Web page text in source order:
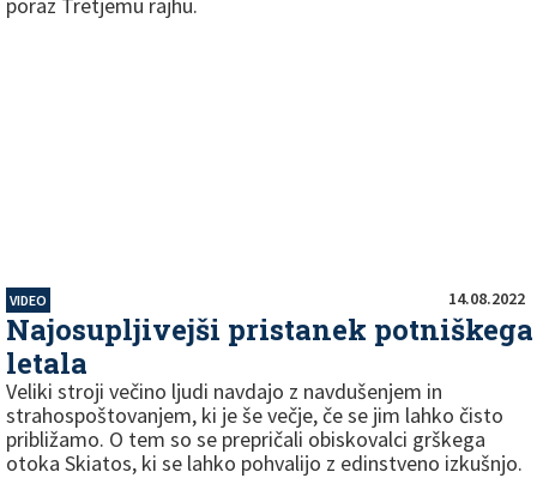
VIDEO 14.08.2022
Najosupljivejši pristanek potniškega
letala
Veliki stroji večino ljudi navdajo z navdušenjem in
strahospoštovanjem, ki je še večje, če se jim lahko čisto
približamo. O tem so se prepričali obiskovalci grškega
otoka Skiatos, ki se lahko pohvalijo z edinstveno izkušnjo.